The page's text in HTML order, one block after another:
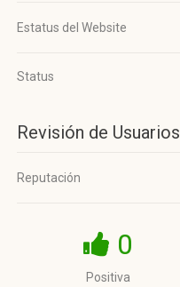
Estatus del Website
Status
Revisión de Usuarios
Reputación
0
Positiva